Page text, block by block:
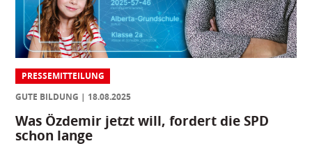
PRESSEMITTEILUNG
GUTE BILDUNG
18.08.2025
Was Özdemir jetzt will, fordert die SPD
schon lange